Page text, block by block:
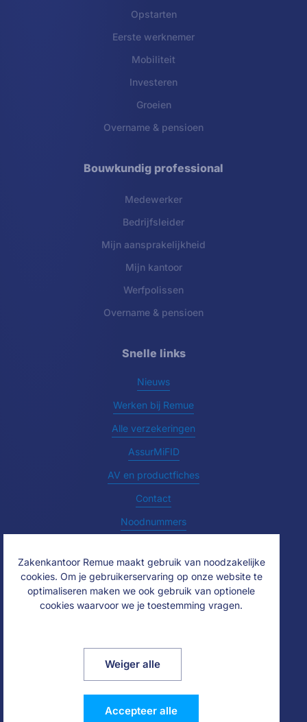
Opstarten
Eerste werknemer
Mobiliteit
Investeren
Groeien
Overname & pensioen
Bouwkundig professional
Medewerker
Bedrijfsleider
Mijn aansprakelijkheid
Mijn kantoor
Werfpolissen
Overname & pensioen
Snelle links
Nieuws
Werken bij Remue
Alle verzekeringen
AssurMiFID
AV en productfiches
Contact
Noodnummers
Privacy & cookie policy
Zakenkantoor Remue maakt gebruik van noodzakelijke
cookies. Om je gebruikerservaring op onze website te
optimaliseren maken we ook gebruik van optionele
cookies waarvoor we je toestemming vragen.
Weiger alle
Accepteer alle